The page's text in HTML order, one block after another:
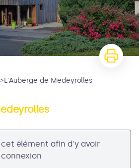
Voir l'image en plein écran
>L'Auberge de Medeyrolles
cet élément afin d'y avoir